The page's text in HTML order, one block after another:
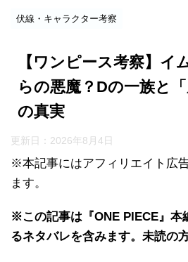
伏線・キャラクター考察
【ワンピース考察】イ
らの悪魔？Dの一族と
の真実
更新日： 2026年8月4日
※本記事にはアフィリエイト広
ます。
※この記事は『ONE PIECE』本
るネタバレを含みます。未読の